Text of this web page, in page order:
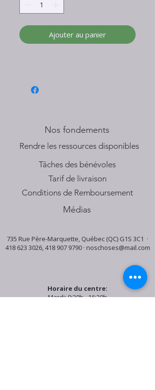
Ajouter au panier
Nos fondements
​Rendre les ressources disponibles
Tâches des bénévoles
Tarif de livraison
Conditions de Remboursement
Médias
735 Rue Père-Marquette, Québec (QC) G1S 3C1 ·
418 623 3026,418 907 9790· noschoses@mail.com
Horaire du centre:
Mardi: 9:30h - 16:30h